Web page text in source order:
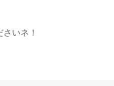
いネ！